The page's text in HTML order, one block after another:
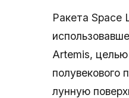
Ракета Space
Artemis,
полувекового
лунную